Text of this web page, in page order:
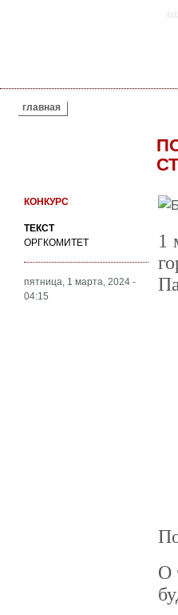
ВЫ ЗДЕСЬ
главная
КОНКУРС
ТЕКСТ
ОРГКОМИТЕТ
пятница, 1 марта, 2024 -
04:15
1
О